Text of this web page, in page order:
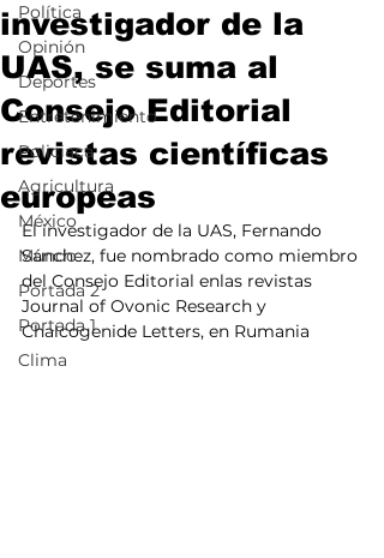
Política
Opinión
Deportes
Entretenimiento
Policiaca
Agricultura
México
Mundo
Portada 2
Portada 1
Clima
investigador de la
UAS, se suma al
Consejo Editorial
revistas científicas
europeas
El investigador de la UAS, Fernando
Sánchez, fue nombrado como miembro
del Consejo Editorial enlas revistas
Journal of Ovonic Research y
Chalcogenide Letters, en Rumania